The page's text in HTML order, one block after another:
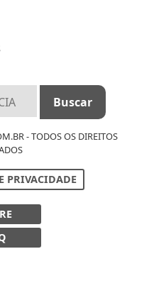
- TODOS OS DIREITOS
PRIVACIDADE